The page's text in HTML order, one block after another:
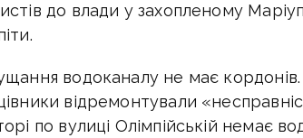
до влади у захопленому
водоканалу не має кордонів.
відремонтували
по вулиці Олімпійській немає